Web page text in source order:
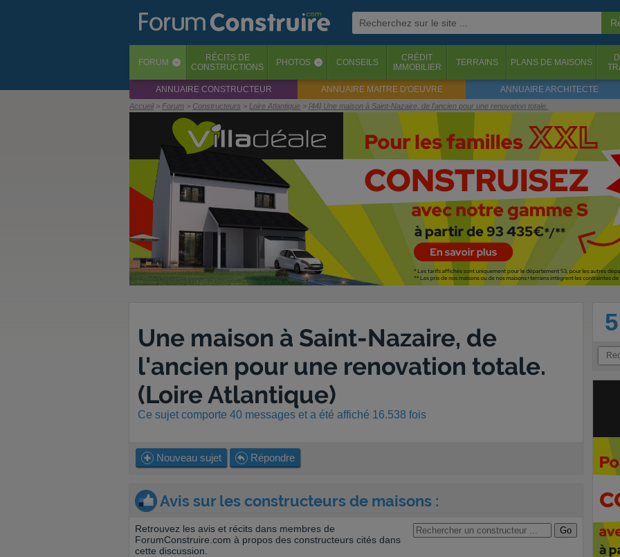
FORUM ‹ RÉCITS DE
CONSTRUCTIONS
PHOTOS ‹ CONSEILS
CRÉDIT
IMMOBILIER
TERRAINS PLANS DE MAISONS
ANNUAIRE CONSTRUCTEUR ANNUAIRE MAITRE D'OEUVRE ANNUAIRE ARCHITECTE
Accueil Forum Constructeurs Loire Atlantique [44] Une maison à Saint-Nazaire, de l'ancien pour une renovation totale.
Une maison à Saint-Nazaire, de
l'ancien pour une renovation totale.
(Loire Atlantique)
Ce sujet comporte 40 messages et a été affiché 16.538 fois
Nouveau sujet Répondre
Avis sur les constructeurs de maisons :
Retrouvez les avis et récits dans membres de
ForumConstruire.com à propos des constructeurs cités dans
cette discussion.
5